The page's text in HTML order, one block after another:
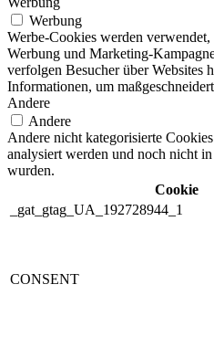
Werbung
Werbe-Cookies werden
Werbung und Marketing-
verfolgen Besucher über Websites
Informationen, um
Andere
Andere
Andere nicht kategorisierte
analysiert werden und noch nicht
wurden.
Cookie
_gat_gtag_UA_192728944_1
CONSENT